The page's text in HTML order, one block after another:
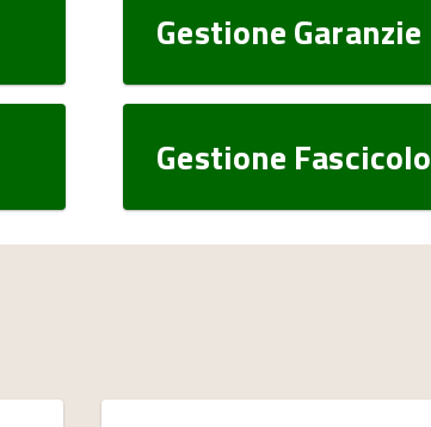
Gestione Garanzie
Gestione Fascicolo